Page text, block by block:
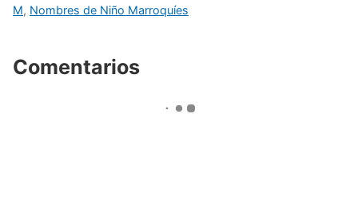
M, Nombres de Niño Marroquíes
Comentarios